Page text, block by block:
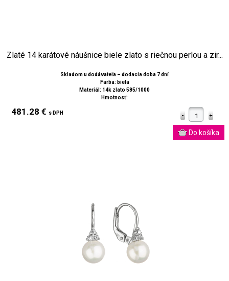
Zlaté 14 karátové náušnice biele zlato s riečnou perlou a zir...
Skladom u dodávateľa – dodacia doba 7 dní
Farba: biela
Materiál: 14k zlato 585/1000
Hmotnosť:
481.28 € s DPH